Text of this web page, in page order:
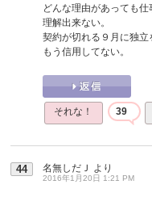
どんな理由があっても
理解出来ない。
契約が切れる９月に独立
もう信用してない。
それな！ 39
44 名無しだＪ より
2016年1月20日 1:21 PM